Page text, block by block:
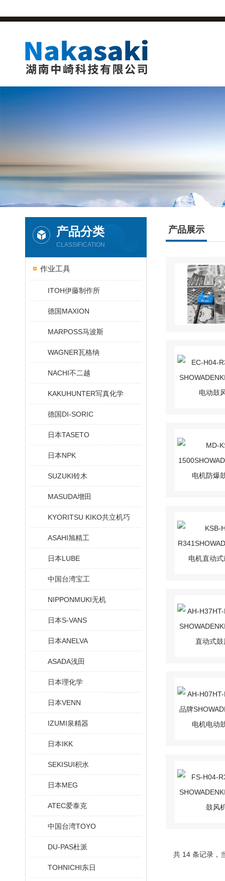
产品分类
CLASSIFICATION
作业工具
ITOH伊藤制作所
德国MAXION
MARPOSS马波斯
WAGNER瓦格纳
NACHI不二越
KAKUHUNTER写真化学
德国DI-SORIC
日本TASETO
日本NPK
SUZUKI铃木
MASUDA增田
KYORITSU KIKO共立机巧
ASAHI旭精工
日本LUBE
中国台湾宝工
NIPPONMUKI无机
日本S-VANS
日本ANELVA
ASADA浅田
日本理化学
日本VENN
IZUMI泉精器
日本IKK
SEKISUI积水
日本MEG
ATEC爱泰克
中国台湾TOYO
DU-PAS杜派
TOHNICHI东日
产品展示
共 14 条记录